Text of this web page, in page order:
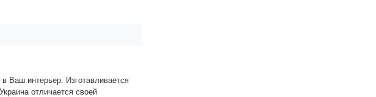
Ваш интерьер. Изготавливается
отличается своей